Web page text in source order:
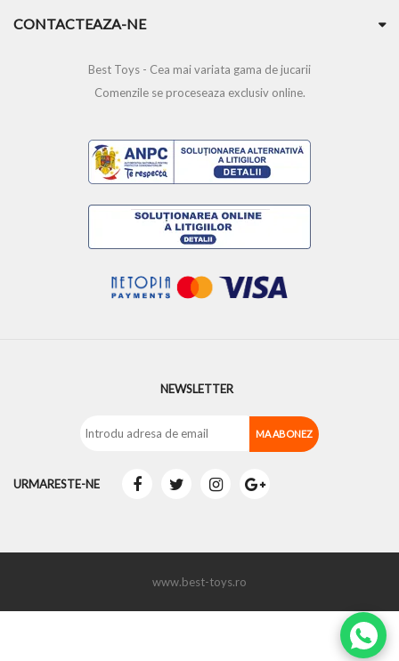
CONTACTEAZA-NE
Best Toys - Cea mai variata gama de jucarii
Comenzile se proceseaza exclusiv online.
NEWSLETTER
URMARESTE-NE
www.best-toys.ro